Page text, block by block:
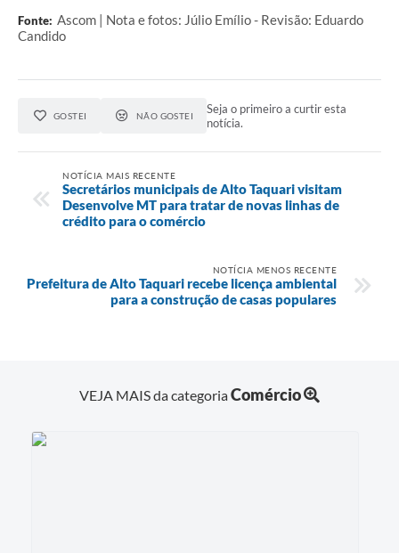
Fonte: Ascom | Nota e fotos: Júlio Emílio - Revisão: Eduardo
Candido
GOSTEI NÃO GOSTEI
Seja o primeiro a curtir esta
notícia.
NOTÍCIA MAIS RECENTE
Secretários municipais de Alto Taquari visitam
Desenvolve MT para tratar de novas linhas de
crédito para o comércio
NOTÍCIA MENOS RECENTE
Prefeitura de Alto Taquari recebe licença ambiental
para a construção de casas populares
VEJA MAIS da categoriaComércio